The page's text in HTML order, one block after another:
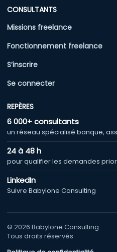
CONSULTANTS
Missions freelance
Fonctionnement freelance
S’inscrire
Se connecter
REPÈRES
6 000+ consultants
un réseau spécialisé banque,
24 à 48 h
pour qualifier les demandes
LinkedIn
Suivre Babylone Consulting
© 2026 Babylone Consulting.
Tous droits réservés.